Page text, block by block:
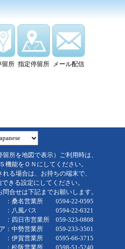
留所 指定停留所 メール配信
所を地図で表示）ご利用時は、
能をＯＮにしてください。
る場合は、お持ちの端末で、
きる設定にしてください。
合せは下記までお願いします。
営業所 0594-22-0595
0594-22-6321
日市営業所 059-323-0808
：中勢営業所 059-233-3501
伊賀営業所 0595-66-3715
松阪営業所 0598-51-5240